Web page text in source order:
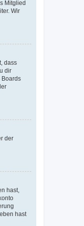
Mitglied
Wir
dass
dir
Boards
der
hast,
hast